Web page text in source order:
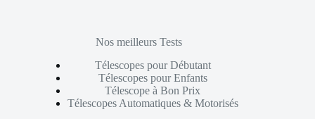
Nos meilleurs Tests
Télescopes pour Débutant
Télescopes pour Enfants
Télescope à Bon Prix
Télescopes Automatiques & Motorisés